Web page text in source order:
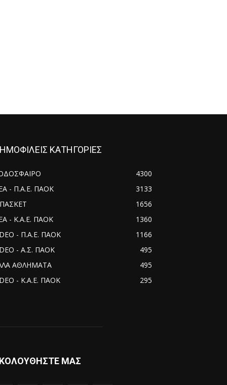
ΚΑΤΗΓΟΡΙΕΣ
4300
- Π.Α.Ε. ΠΑΟΚ
3133
1656
- Κ.Α.Ε. ΠΑΟΚ
1360
- Π.Α.Ε. ΠΑΟΚ
1166
- Α.Σ. ΠΑΟΚ
495
ΑΘΛΗΜΑΤΑ
495
- Κ.Α.Ε. ΠΑΟΚ
295
ΜΑΣ